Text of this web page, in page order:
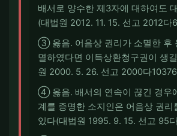
배서로 양수한 제3자에 대하여도
(대법원 2012. 11. 15. 선고 2012다
③ 옳음. 어음상 권리가 소멸한 후
멸하였다면 이득상환청구권이 생
원 2000. 5. 26. 선고 2000다
④ 옳음. 배서의 연속이 끊긴 경우
계를 증명한 소지인은 어음상 권리
있다(대법원 1995. 9. 15. 선고 95